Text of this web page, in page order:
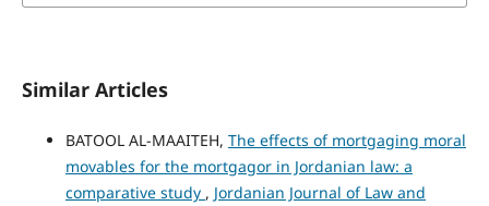
Similar Articles
BATOOL AL-MAAITEH, The effects of mortgaging moral
movables for the mortgagor in Jordanian law: a
comparative study , Jordanian Journal of Law and